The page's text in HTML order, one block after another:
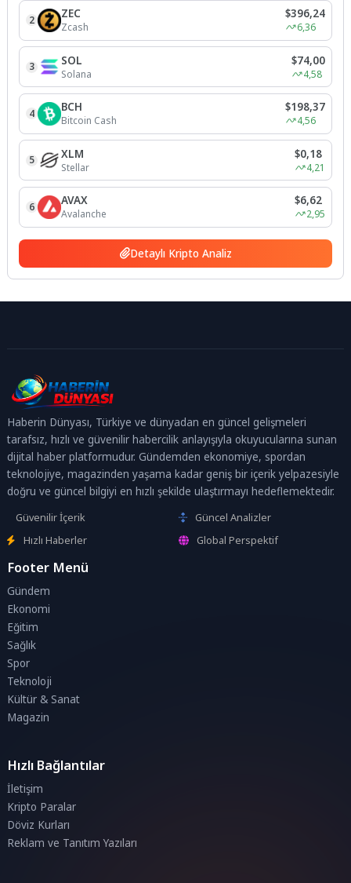
2 ZEC
Zcash
$396,24
6,36
3 SOL
Solana
$74,00
4,58
4 BCH
Bitcoin Cash
$198,37
4,56
5 XLM
Stellar
$0,18
4,21
6 AVAX
Avalanche
$6,62
2,95
Detaylı Kripto Analiz
Haberin Dünyası, Türkiye ve dünyadan en güncel gelişmeleri
tarafsız, hızlı ve güvenilir habercilik anlayışıyla okuyucularına sunan
dijital haber platformudur. Gündemden ekonomiye, spordan
teknolojiye, magazinden yaşama kadar geniş bir içerik yelpazesiyle
doğru ve güncel bilgiyi en hızlı şekilde ulaştırmayı hedeflemektedir.
Güvenilir İçerik
Güncel Analizler
Hızlı Haberler
Global Perspektif
Footer Menü
Gündem
Ekonomi
Eğitim
Sağlık
Spor
Teknoloji
Kültür & Sanat
Magazin
Hızlı Bağlantılar
İletişim
Kripto Paralar
Döviz Kurları
Reklam ve Tanıtım Yazıları